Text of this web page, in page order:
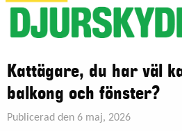
Kattägare, du har väl
balkong och fönster?
Publicerad den 6 maj, 2026